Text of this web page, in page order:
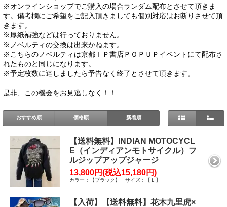
※オンラインショップでご購入の場合ランダム配布とさせて頂きま
す。備考欄にご希望をご記入頂きましても個別対応はお断りさせて頂
きます。
※厚紙補強などは行っておりません。
※ノベルティの交換は出来かねます。
※こちらのノベルティは京都ＩＰ書店ＰＯＰＵＰイベントにて配布さ
れたものと同じになります。
※予定枚数に達しましたら予告なく終了とさせて頂きます。
是非、この機会をお見逃しなく！！
おすすめ順 価格順 新着順
【送料無料】INDIAN MOTOCYCL
E（インディアンモトサイクル）フ
ルジップアップジャージ
13,800円(税込15,180円)
カラー：【ブラック】 サイズ：【Ｌ】
【入荷】【送料無料】花木九里虎×